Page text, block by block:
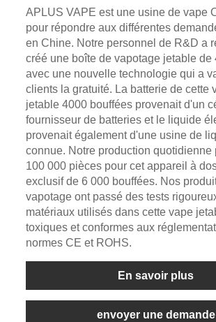
APLUS VAPE est une usine de vape
pour répondre aux différentes
en Chine. Notre personnel de R&D a
créé une boîte de vapotage jetable de
avec une nouvelle technologie qui a
clients la gratuité. La batterie de cette
jetable 4000 bouffées provenait d'un
fournisseur de batteries et le liquide
provenait également d'une usine de
connue. Notre production quotidienne
100 000 pièces pour cet appareil à
exclusif de 6 000 bouffées. Nos
vapotage ont passé des tests
matériaux utilisés dans cette vape
toxiques et conformes aux
normes CE et ROHS.
En savoir plus
envoyer une demande